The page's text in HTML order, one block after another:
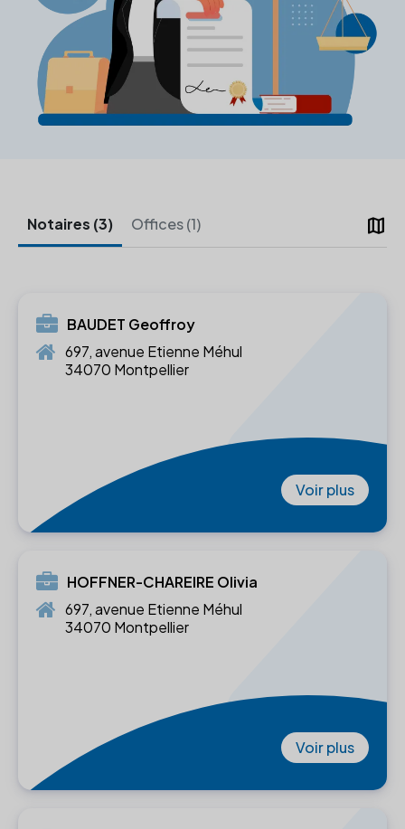
map
Notaires (3) Offices (1)
BAUDET Geoffroy
697, avenue Etienne Méhul
34070 Montpellier
Voir plus
HOFFNER-CHAREIRE Olivia
697, avenue Etienne Méhul
34070 Montpellier
Voir plus